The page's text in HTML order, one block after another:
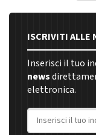
ISCRIVITI ALLE
Inserisci il tuo
news
elettronica.
Indirizzo email